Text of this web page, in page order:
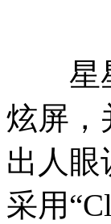
星星
炫屏，
出人眼
采用